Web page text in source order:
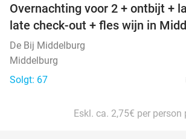
Overnachting voor 2 + ontbijt +
late check-out + fles wijn in
De Bij Middelburg
Middelburg
Solgt: 67
Eskl. ca. 2,75€ per